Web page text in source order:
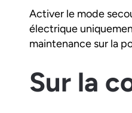
Activer le mode
électrique
maintenance sur la
Sur la